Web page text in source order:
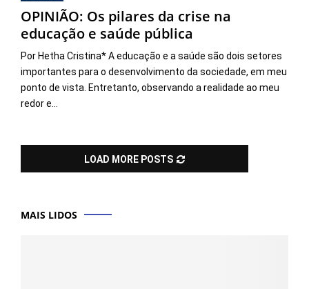
OPINIÃO: Os pilares da crise na
educação e saúde pública
Por Hetha Cristina* A educação e a saúde são dois setores
importantes para o desenvolvimento da sociedade, em meu
ponto de vista. Entretanto, observando a realidade ao meu
redor e...
LOAD MORE POSTS
MAIS LIDOS